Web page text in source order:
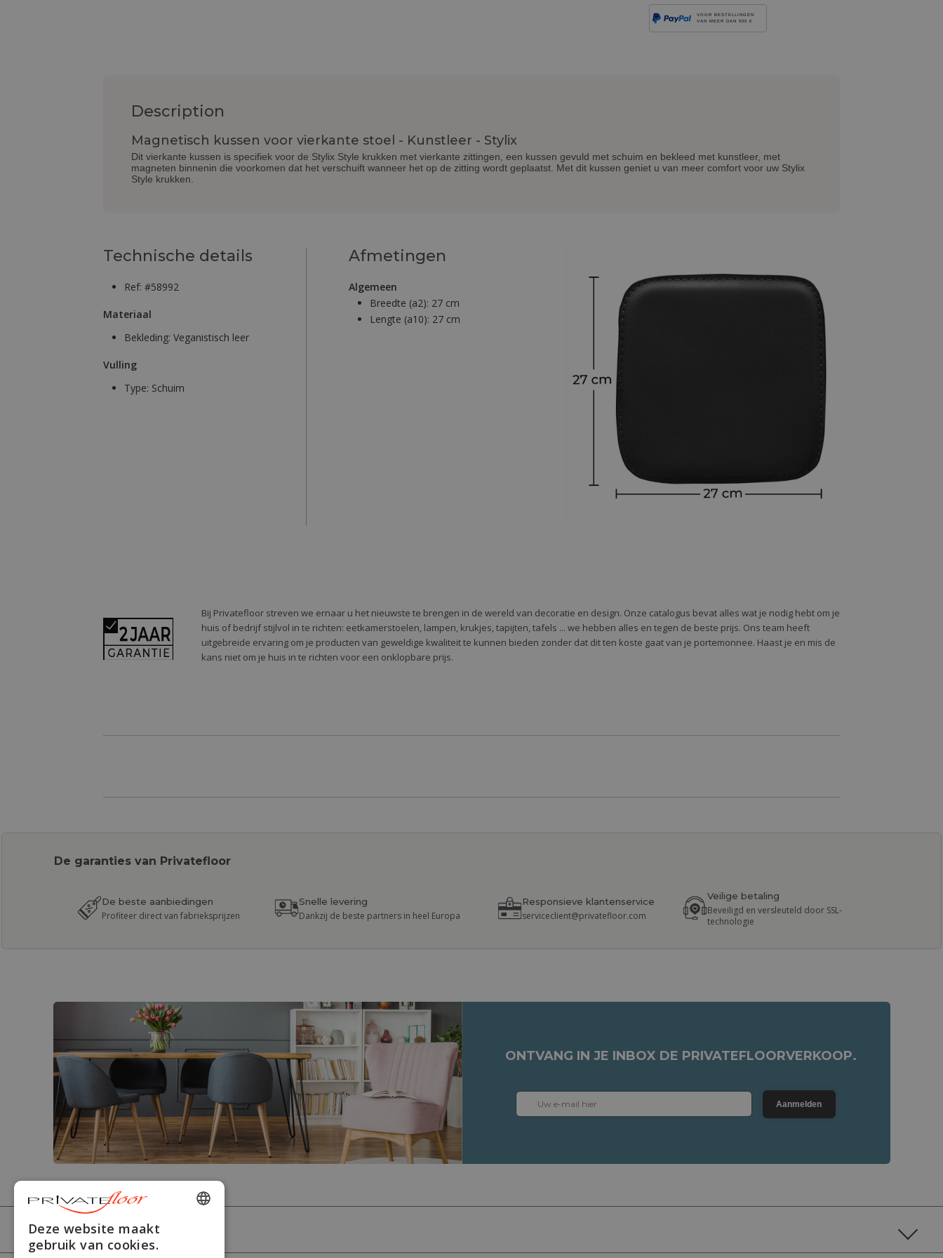
VOOR BESTELLINGEN
VAN MEER DAN 500 €
Description
Magnetisch kussen voor vierkante stoel - Kunstleer - Stylix
Dit vierkante kussen is specifiek voor de Stylix Style krukken met vierkante zittingen, een kussen gevuld met schuim en bekleed met kunstleer, met
magneten binnenin die voorkomen dat het verschuift wanneer het op de zitting wordt geplaatst. Met dit kussen geniet u van meer comfort voor uw Stylix
Style krukken.
Technische details
Ref: #58992
Materiaal
Bekleding: Veganistisch leer
Vulling
Type: Schuim
Afmetingen
Algemeen
Breedte (a2): 27 cm
Lengte (a10): 27 cm
Bij Privatefloor streven we ernaar u het nieuwste te brengen in de wereld van decoratie en design. Onze catalogus bevat alles wat je nodig hebt om je
huis of bedrijf stijlvol in te richten: eetkamerstoelen, lampen, krukjes, tapijten, tafels ... we hebben alles en tegen de beste prijs. Ons team heeft
uitgebreide ervaring om je producten van geweldige kwaliteit te kunnen bieden zonder dat dit ten koste gaat van je portemonnee. Haast je en mis de
kans niet om je huis in te richten voor een onklopbare prijs.
De garanties van Privatefloor
De beste aanbiedingen
Profiteer direct van fabrieksprijzen
Snelle levering
Dankzij de beste partners in heel Europa
Responsieve klantenservice
serviceclient@privatefloor.com
Veilige betaling
Beveiligd en versleuteld door SSL-
technologie
ONTVANG IN JE INBOX DE PRIVATEFLOORVERKOOP.
Aanmelden
PRIVATEFLOOR
Deze website maakt
gebruik van cookies.